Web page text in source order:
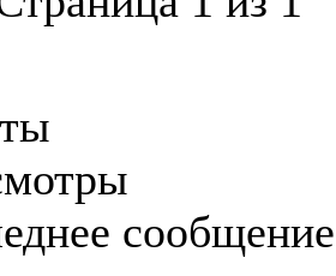
сообщение